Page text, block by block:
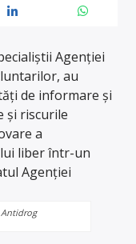
Agenţiei
au
de informare şi
şi riscurile
a
liber într-un
Agenției